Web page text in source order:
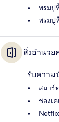
พรมปู
พรมปู
สิ่งอำนวย
รับความ
สมาร์
ช่องเค
Netflix